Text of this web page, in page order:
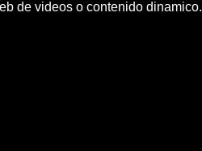
de videos o contenido dinamico.